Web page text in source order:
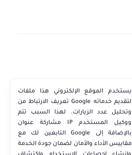
يستخدم الموقع الإلكتروني هذا ملفات
تعريف الارتباط من Google لتقديم خدماته
وتحليل عدد الزيارات. لهذا السبب تتم
مشاركة عنوان IP ووكيل المستخدم
التابعين لك مع Google بالإضافة إلى
مقاييس الأداء والأمان لضمان جودة الخدمة